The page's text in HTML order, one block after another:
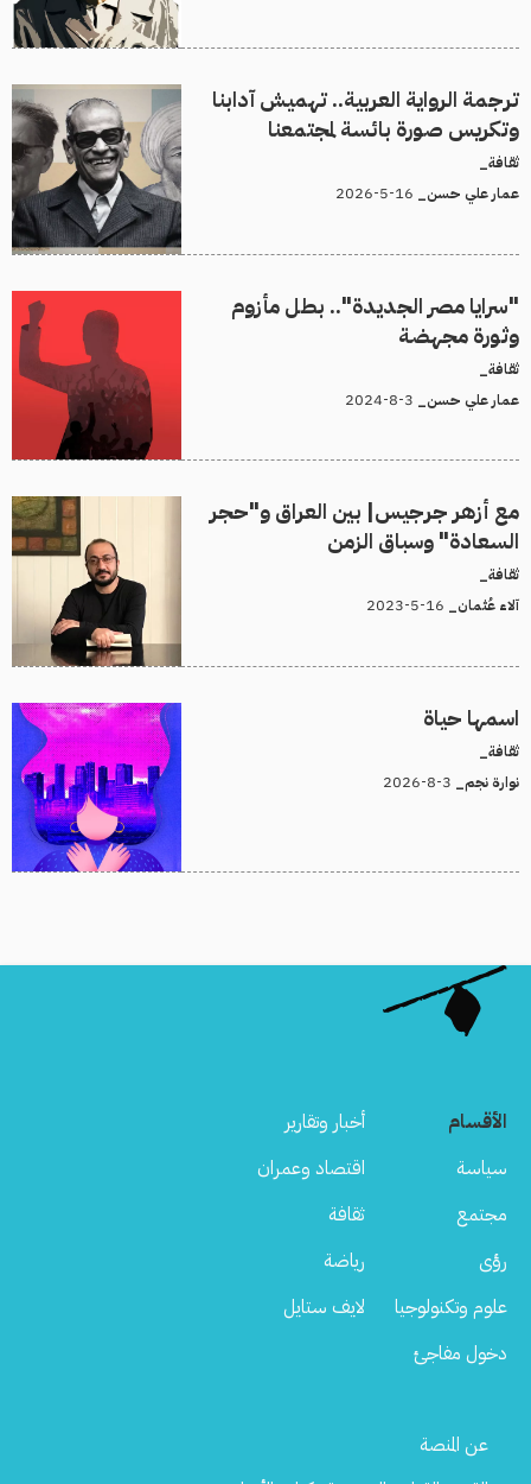
ترجمة الرواية العربية.. تهميش آدابنا
وتكريس صورة بائسة لمجتمعنا
ثقافة_
عمار علي حسن_
"سرايا مصر الجديدة".. بطل مأزوم
وثورة مجهضة
ثقافة_
عمار علي حسن_
مع أزهر جرجيس| بين العراق و"حجر
السعادة" وسباق الزمن
ثقافة_
آلاء عُثمان_
اسمها حياة
ثقافة_
نوارة نجم_
الأقسام
أخبار وتقارير
سياسة
اقتصاد وعمران
مجتمع
ثقافة
رؤى
رياضة
علوم وتكنولوجيا
لايف ستايل
دخول مفاجئ
Footer
عن المنصة